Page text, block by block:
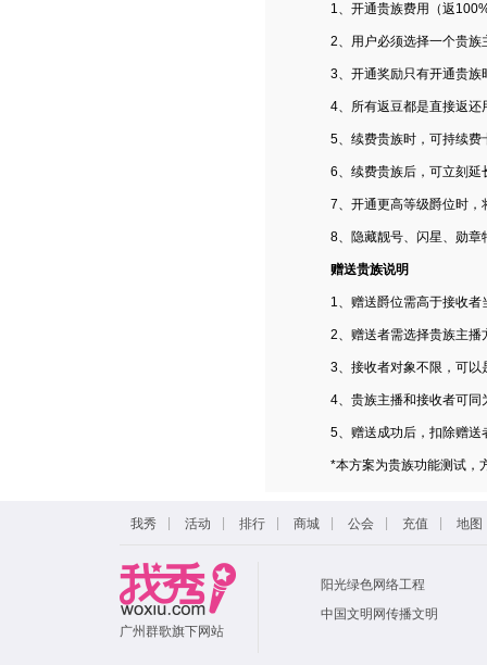
1、开通贵族费用（返
2、用户必须选择一个贵
3、开通奖励只有开通贵
4、所有返豆都是直接返
5、续费贵族时，可持续
6、续费贵族后，可立刻
7、开通更高等级爵位时
8、隐藏靓号、闪星、勋
赠送贵族说明
1、赠送爵位需高于接收者
2、赠送者需选择贵族主播
3、接收者对象不限，可以
4、贵族主播和接收者可同
5、赠送成功后，扣除赠
*本方案为贵族功能测试，
我秀 活动 排行 商城 公会 充值 地图
广州群歌旗下网站
阳光绿色网络工程
中国文明网传播文明